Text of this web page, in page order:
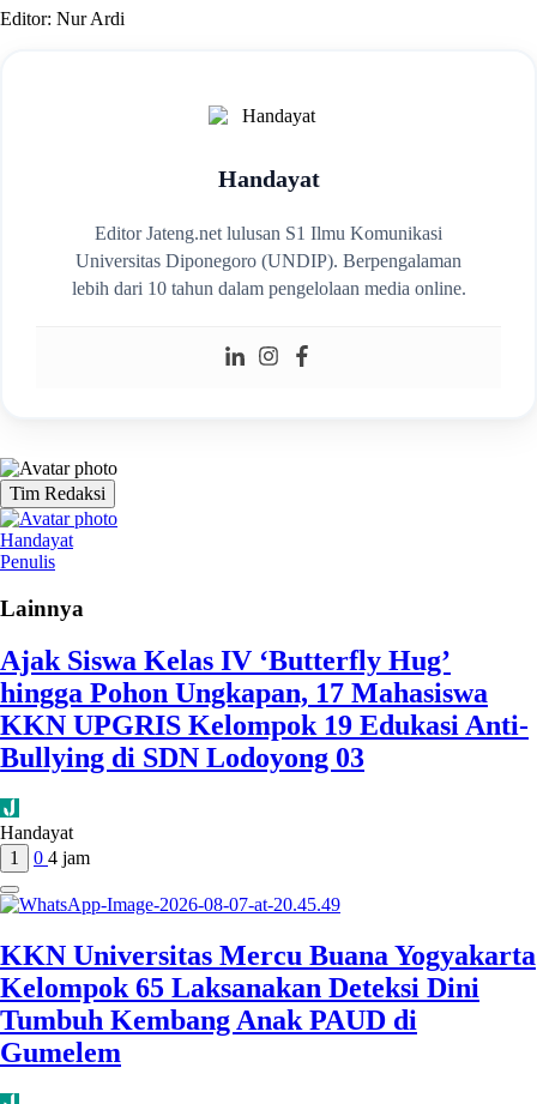
Editor: Nur Ardi
Handayat
Editor Jateng.net lulusan S1 Ilmu Komunikasi
Universitas Diponegoro (UNDIP). Berpengalaman
lebih dari 10 tahun dalam pengelolaan media online.
Tim Redaksi
Handayat
Penulis
Lainnya
Ajak Siswa Kelas IV ‘Butterfly Hug’
hingga Pohon Ungkapan, 17 Mahasiswa
KKN UPGRIS Kelompok 19 Edukasi Anti-
Bullying di SDN Lodoyong 03
Handayat
1
0 4 jam
KKN Universitas Mercu Buana Yogyakarta
Kelompok 65 Laksanakan Deteksi Dini
Tumbuh Kembang Anak PAUD di
Gumelem